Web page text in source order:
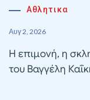
Αθλητικα
Αυγ 2, 2026
Η επιμονή, η
του Βαγγέλη